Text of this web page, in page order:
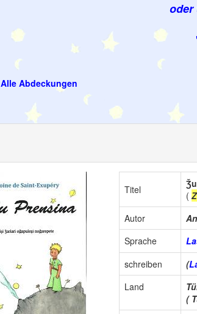
oder
Alle Abdeckungen
Titel
(
Autor
Sprache
schreiben
(
Land
(